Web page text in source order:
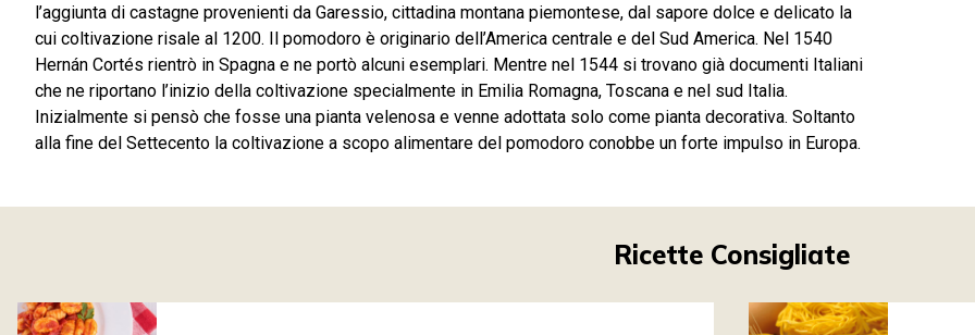
l’aggiunta di castagne provenienti da Garessio, cittadina montana piemontese, dal sapore dolce e delicato la
cui coltivazione risale al 1200. Il pomodoro è originario dell’America centrale e del Sud America. Nel 1540
Hernán Cortés rientrò in Spagna e ne portò alcuni esemplari. Mentre nel 1544 si trovano già documenti Italiani
che ne riportano l’inizio della coltivazione specialmente in Emilia Romagna, Toscana e nel sud Italia.
Inizialmente si pensò che fosse una pianta velenosa e venne adottata solo come pianta decorativa. Soltanto
alla fine del Settecento la coltivazione a scopo alimentare del pomodoro conobbe un forte impulso in Europa.
Ricette Consigliate